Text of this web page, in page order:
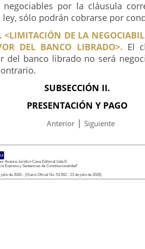
negociables por la cláusula
sólo podrán cobrarse por
<LIMITACIÓN DE LA
DEL BANCO LIBRADO>. El
del banco librado no será
SUBSECCIÓN II.
PRESENTACIÓN Y PAGO
Anterior | Siguiente
Avance Jurídico Casa Editorial Ltda.©
Expresa y Sentencias de Constitucionalidad"
de 2026 - (Diario Oficial No. 53.562 - 23 de julio de 2026)